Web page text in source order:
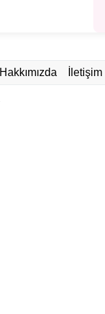
Hakkımızda İletişim